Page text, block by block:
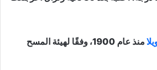
منذ عام 1900، وفقًا لهيئة المسح